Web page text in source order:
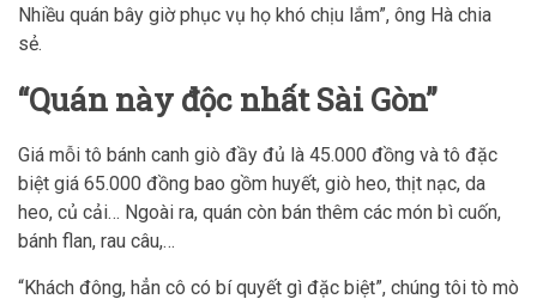
Nhiều quán bây giờ phục vụ họ khó chịu lắm”, ông Hà chia
sẻ.
“Quán này độc nhất Sài Gòn”
Giá mỗi tô bánh canh giò đầy đủ là 45.000 đồng và tô đặc
biệt giá 65.000 đồng bao gồm huyết, giò heo, thịt nạc, da
heo, củ cải… Ngoài ra, quán còn bán thêm các món bì cuốn,
bánh flan, rau câu,…
“Khách đông, hẳn cô có bí quyết gì đặc biệt”, chúng tôi tò mò